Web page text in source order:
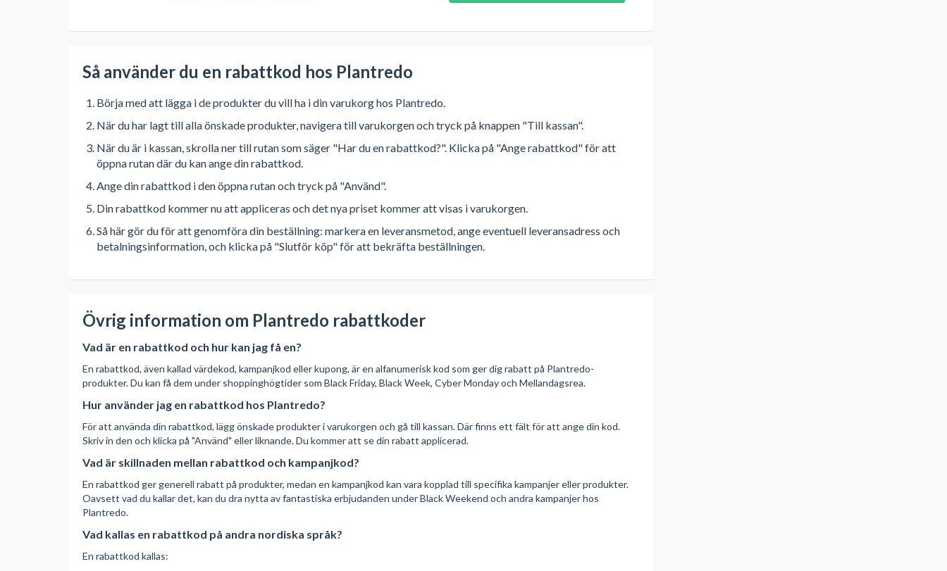
Så använder du en rabattkod hos Plantredo
Börja med att lägga i de produkter du vill ha i din varukorg hos Plantredo.
När du har lagt till alla önskade produkter, navigera till varukorgen och tryck på knappen "Till kassan".
När du är i kassan, skrolla ner till rutan som säger "Har du en rabattkod?". Klicka på "Ange rabattkod" för att
öppna rutan där du kan ange din rabattkod.
Ange din rabattkod i den öppna rutan och tryck på "Använd".
Din rabattkod kommer nu att appliceras och det nya priset kommer att visas i varukorgen.
Så här gör du för att genomföra din beställning: markera en leveransmetod, ange eventuell leveransadress och
betalningsinformation, och klicka på "Slutför köp" för att bekräfta beställningen.
Övrig information om Plantredo rabattkoder
Vad är en rabattkod och hur kan jag få en?
En rabattkod, även kallad värdekod, kampanjkod eller kupong, är en alfanumerisk kod som ger dig rabatt på Plantredo-
produkter. Du kan få dem under shoppinghögtider som Black Friday, Black Week, Cyber Monday och Mellandagsrea.
Hur använder jag en rabattkod hos Plantredo?
För att använda din rabattkod, lägg önskade produkter i varukorgen och gå till kassan. Där finns ett fält för att ange din kod.
Skriv in den och klicka på "Använd" eller liknande. Du kommer att se din rabatt applicerad.
Vad är skillnaden mellan rabattkod och kampanjkod?
En rabattkod ger generell rabatt på produkter, medan en kampanjkod kan vara kopplad till specifika kampanjer eller produkter.
Oavsett vad du kallar det, kan du dra nytta av fantastiska erbjudanden under Black Weekend och andra kampanjer hos
Plantredo.
Vad kallas en rabattkod på andra nordiska språk?
En rabattkod kallas: